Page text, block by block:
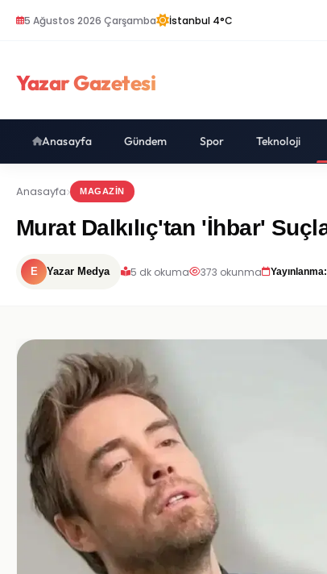
5 Ağustos 2026 Çarşamba İstanbul 4°C
Yazar Gazetesi
Anasayfa Gündem Spor Teknoloji
Anasayfa MAGAZIN
Murat Dalkılıç'tan 'İhbar'
E Yazar Medya 5 dk okuma 373 okunma Yayınlanma: